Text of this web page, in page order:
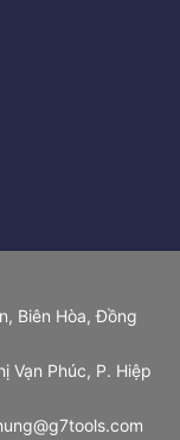
Biên Hòa, Đồng
Vạn Phúc, P. Hiệp